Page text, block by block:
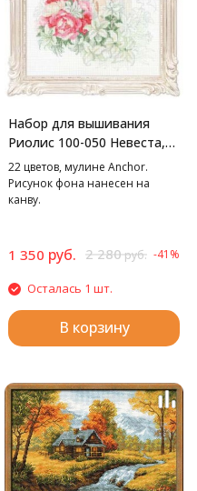
Набор для вышивания
Риолис 100-050 Невеста,
30*40 см
22 цветов, мулине Anchor.
Рисунок фона нанесен на
канву.
1 350 руб. 2 280руб. -41%
Осталась 1 шт.
В корзину